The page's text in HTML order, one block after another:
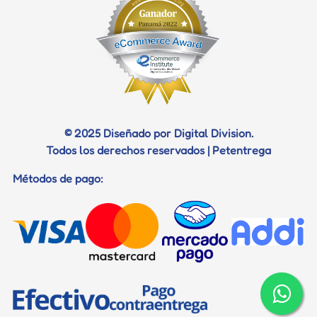
Diagnostico
Certificados
Documentos para viaje
© 2025 Diseñado por Digital Division.
Todos los derechos reservados | Petentrega
Métodos de pago: